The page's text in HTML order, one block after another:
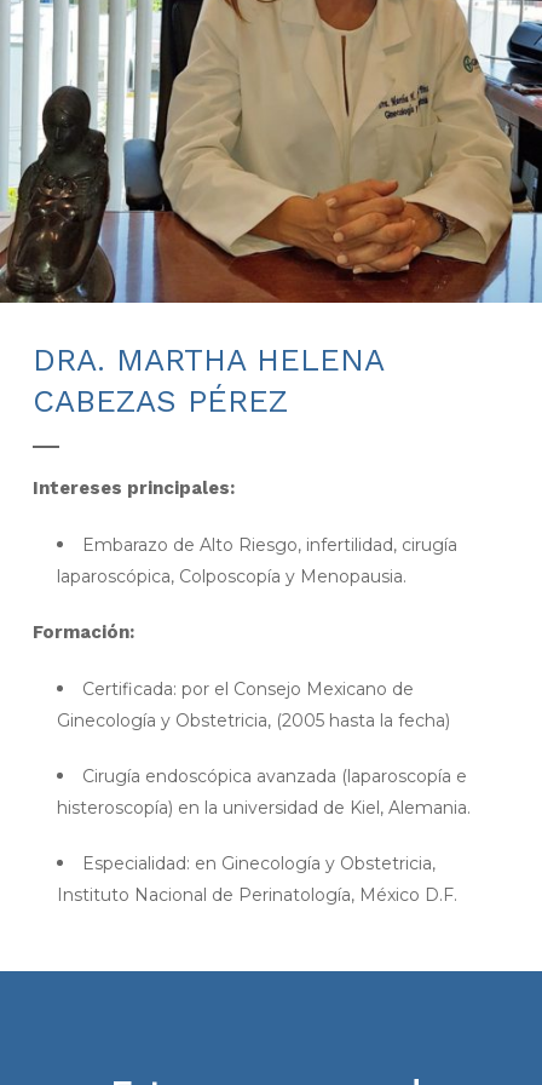
DRA. MARTHA HELENA
CABEZAS PÉREZ
Intereses principales:
Embarazo de Alto Riesgo, infertilidad, cirugía
laparoscópica, Colposcopía y Menopausia.
Formación:
Certificada: por el Consejo Mexicano de
Ginecología y Obstetricia, (2005 hasta la fecha)
Cirugía endoscópica avanzada (laparoscopía e
histeroscopía) en la universidad de Kiel, Alemania.
Especialidad: en Ginecología y Obstetricia,
Instituto Nacional de Perinatología, México D.F.